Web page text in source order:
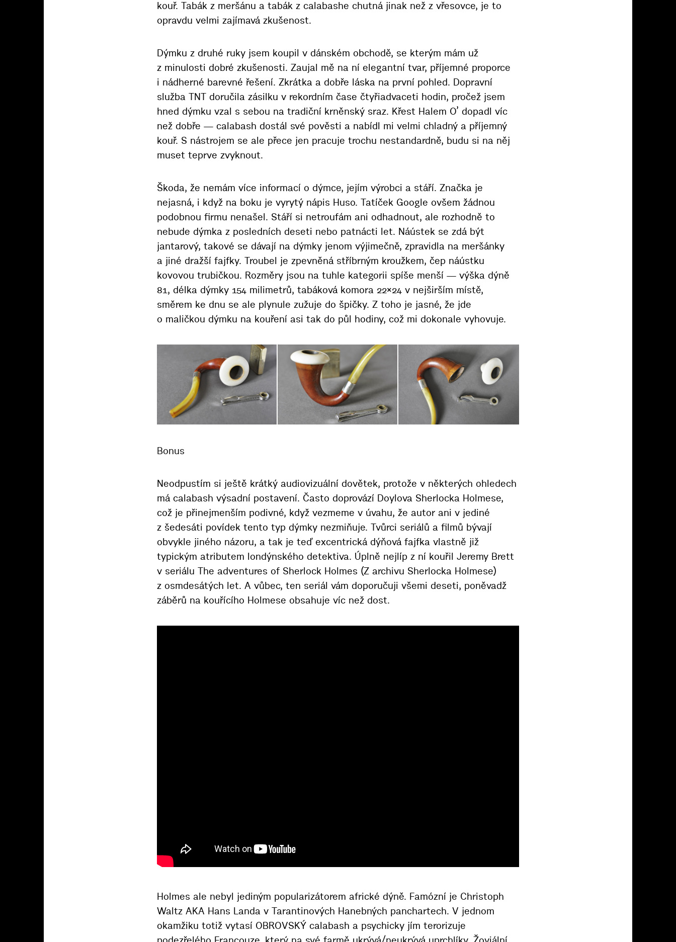
kouř. Tabák z meršánu a tabák z calabashe chutná jinak než z vřesovce, je to
opravdu velmi zajímavá zkušenost.
Dýmku z druhé ruky jsem koupil v dánském obchodě, se kterým mám už
z minulosti dobré zkušenosti. Zaujal mě na ní elegantní tvar, příjemné proporce
i nádherné barevné řešení. Zkrátka a dobře láska na první pohled. Dopravní
služba TNT doručila zásilku v rekordním čase čtyřiadvaceti hodin, pročež jsem
hned dýmku vzal s sebou na tradiční krněnský sraz. Křest Halem O’ dopadl víc
než dobře — calabash dostál své pověsti a nabídl mi velmi chladný a příjemný
kouř. S nástrojem se ale přece jen pracuje trochu nestandardně, budu si na něj
muset teprve zvyknout.
Škoda, že nemám více informací o dýmce, jejím výrobci a stáří. Značka je
nejasná, i když na boku je vyrytý nápis Huso. Tatíček Google ovšem žádnou
podobnou firmu nenašel. Stáří si netroufám ani odhadnout, ale rozhodně to
nebude dýmka z posledních deseti nebo patnácti let. Náústek se zdá být
jantarový, takové se dávají na dýmky jenom výjimečně, zpravidla na meršánky
a jiné dražší fajfky. Troubel je zpevněná stříbrným kroužkem, čep náústku
kovovou trubičkou. Rozměry jsou na tuhle kategorii spíše menší — výška dýně
81, délka dýmky 154 milimetrů, tabáková komora 22×24 v nejširším místě,
směrem ke dnu se ale plynule zužuje do špičky. Z toho je jasné, že jde
o maličkou dýmku na kouření asi tak do půl hodiny, což mi dokonale vyhovuje.
Bonus
Neodpustím si ještě krátký audiovizuální dovětek, protože v některých ohledech
má calabash výsadní postavení. Často doprovází Doylova Sherlocka Holmese,
což je přinejmenším podivné, když vezmeme v úvahu, že autor ani v jediné
z šedesáti povídek tento typ dýmky nezmiňuje. Tvůrci seriálů a filmů bývají
obvykle jiného názoru, a tak je teď excentrická dýňová fajfka vlastně již
typickým atributem londýnského detektiva. Úplně nejlíp z ní kouřil Jeremy Brett
v seriálu The adventures of Sherlock Holmes (Z archivu Sherlocka Holmese)
z osmdesátých let. A vůbec, ten seriál vám doporučuji všemi deseti, poněvadž
záběrů na kouřícího Holmese obsahuje víc než dost.
Holmes ale nebyl jediným popularizátorem africké dýně. Famózní je Christoph
Waltz AKA Hans Landa v Tarantinových Hanebných panchartech. V jednom
okamžiku totiž vytasí OBROVSKÝ calabash a psychicky jím terorizuje